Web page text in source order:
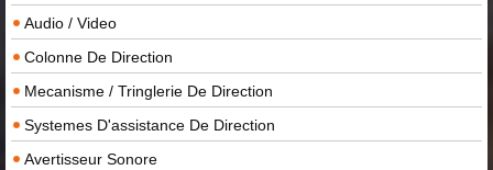
Audio / Video
Colonne De Direction
Mecanisme / Tringlerie De Direction
Systemes D'assistance De Direction
Avertisseur Sonore